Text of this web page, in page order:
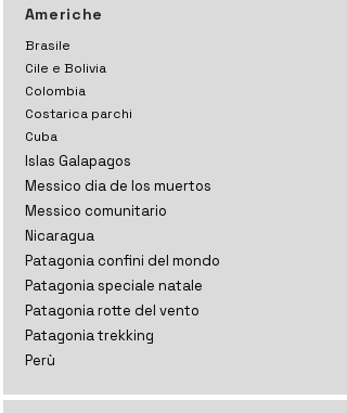
Americhe
Brasile
Cile e Bolivia
Colombia
Costarica parchi
Cuba
Islas Galapagos
Messico dia de los muertos
Messico comunitario
Nicaragua
Patagonia confini del mondo
Patagonia speciale natale
Patagonia rotte del vento
Patagonia trekking
Perù